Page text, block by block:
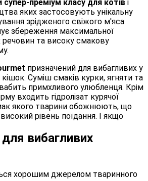
супер-преміум класу для котів і
яких застосовують унікальну
зрідженого свіжого м'яса
збереження максимальної
речовин та високу смакову
призначений для вибагливих у
кішок. Суміш смаків курки, ягняти та
примхливого улюбленця. Крім
входить гідролізат курячої
якого тварини обожнюють, що
рівень поїдання. І якщо
вибагливих
хорошим джерелом тваринного